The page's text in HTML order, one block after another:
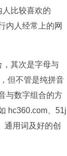
比较喜欢的
内人经常上的网
其次是字母与
但不管是纯拼音
与数字组合的方
hc360.com、51j
通用词及好的创